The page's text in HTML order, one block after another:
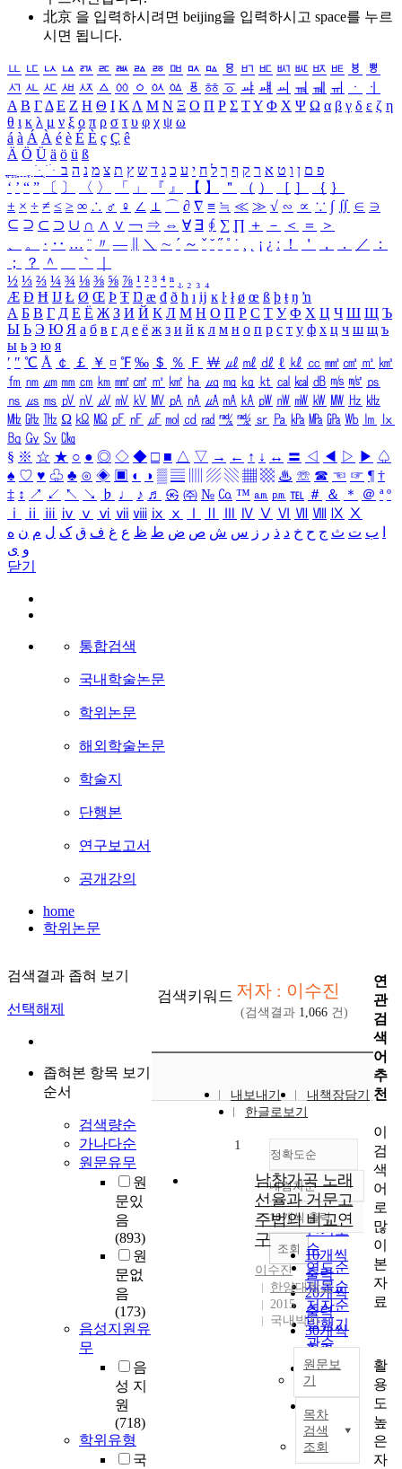
北京 을 입력하시려면 beijing을 입력하시고 space를 누르
시면 됩니다.
ㅥ ㅦ ㅧ ㅨ ㅩ ㅪ ㅫ ㅬ ㅭ ㅮ ㅯ ㅰ ㅱ ㅲ ㅳ ㅴ ㅵ ㅶ ㅷ ㅸ
ㅹ
ㅺ ㅻ ㅼ ㅽ ㅾ ㅿ ㆀ ㆁ ㆂ ㆃ ㆄ ㆅ ㆆ ㆇ ㆈ ㆉ ㆊ ㆋ ㆌ ㆍ
ㆎ
Α Β ΓΔ Ε Ζ Η Θ Ι ΚΛ Μ Ν Ξ Ο Π Ρ Σ ΤΥ Φ Χ Ψ Ω α β γ δ ε ζ η
θ ι κ λ μ ν ξ ο π ρ σ τ υ φ χ ψ ω
á à Á À é è É È ç Ç ê
Ä Ö Ü ä ö ü ß
ִֶֹ ֻּ ׁׂ פ ם ן ו ט א ר ק ף ך ל ח י ע כ ג ד ש ץ ת צ מ נ ה ב
‘ ’ “ ” 〔 〕 〈 〉 「 」 『 』 【 】 ＂ （ ） ［ ］ ｛ ｝
± × ÷ ≠ ≤ ≥ ∞ ∴ ♂ ♀ ∠ ⊥ ⌒ ∂ ∇ ≡ ≒ ≪ ≫ √ ∽ ∝ ∵ ∫ ∬ ∈ ∋
⊆ ⊇ ⊂ ⊃ ∪ ∩ ∧ ∨ ￢ ⇒ ⇔ ∀ ∃ ∮ ∑ ∏ ＋ － ＜ ＝
＞
、
。 · ‥ … ¨ 〃 ― ＼ ∼ ´ ～ ˇ ˘ ˝ ˚ ˙ ¸ ¡ ¿ ː ！ ＇ ， ． ／
：
；
？ ＾ ｀
½ ⅓ ⅔ ¼ ¾ ⅛ ⅜ ⅝ ⅞ ¹ ² ³ ⁴ ⁿ ₁ ₂ ₃ ₄
Æ Ð Ħ Ĳ Ł Ø Œ Þ Ŧ Ŋ æ đ ð ħ ı ĳ ĸ ŀ ł ø œ ß þ ŧ ŋ ŉ
А Б В Г Д Е Ё Ж З И Й К Л М Н О П Р С Т У Ф Х Ц Ч Ш Щ Ъ
Ы Ь Э Ю Я а б в г д е ё ж з и й к л м н о п р с т у ф х ц ч ш щ ъ
ы ь э ю я
′ ″ ℃ Å ￠ ￡ ￥ ¤ ℉ ‰ ＄ ％ Ｆ ￦ ㎕ ㎖ ㎗ ℓ ㎘ ㏄ ㎣ ㎤ ㎥ ㎦
㎙ ㎚ ㎛ ㎜ ㎝ ㎞ ㎟ ㎠ ㎡ ㎢ ㏊ ㎍ ㎎ ㎏ ㏏ ㎈ ㎉ ㏈ ㎧ ㎨ ㎰
㎱ ㎲ ㎳ ㎴ ㎵ ㎶ ㎷ ㎸ ㎹ ㎀ ㎁ ㎂ ㎃ ㎄ ㎺ ㎻ ㎽ ㎾ ㎿ ㎐ ㎑
㎒ ㎓ ㎔ Ω ㏀ ㏁ ㎊ ㎋ ㎌ ㏖ ㏅ ㎭ ㎮ ㎯ ㏛ ㎩ ㎪ ㎫ ㎬ ㏝ ㏐
㏓
㏃ ㏉ ㏜ ㏆
§ ※ ☆ ★ ○ ● ◎ ◇ ◆ □ ■ △ ▽ → ← ↑ ↓ ↔ 〓 ◁ ◀ ▷ ▶ ♤
♠ ♡ ♥ ♧ ♣ ⊙ ◈ ▣ ◐ ◑ ▒ ▤ ▨ ▧ ▦ ▩ ♨ ☏ ☎ ☜ ☞ ¶ †
‡ ↕ ↗ ↙ ↖ ↘ ♭ ♩ ♪ ♬ ㉿ ㈜ № ㏇ ™ ㏂ ㏘ ℡ ＃ ＆ ＊ ＠ ª º
ⅰ
ⅱ ⅲ ⅳ ⅴ ⅵ ⅶ ⅷ ⅸ ⅹ Ⅳ Ⅴ Ⅵ Ⅶ Ⅷ Ⅸ Ⅹ
ب ت ث ج ح خ د ذ ر ز س ش ص ض ط ظ ع غ ف ق ک ل م ن ه
و ی
닫기
통합검색
국내학술논문
학위논문
해외학술논문
학술지
단행본
연구보고서
공개강의
home
학위논문
검색결과 좁혀 보기
선택해제
좁혀본 항목 보기
순서
검색량순
가나다순
원문유무
원
문있
음
(893)
원
문없
음
(173)
음성지원유
무
음
성 지
원
(718)
학위유형
국
검색키워드 저자 : 이수진
(검색결과 1,066 건)
내보내기
내책장담기
한글로보기
정확도순
정확도
순
인기도
순
연도순
제목순
저자순
발행기
관순
내림차순
내림차순
10개씩 출력
10개씩
출력
20개씩
출력
30개씩
출력
50개씩
출력
100개씩
출력
조회
1
남창가곡 노래
선율과 거문고
주법의 비교연
구
이수진
한양대학교
2015
국내박사
원문보
기
목차
검색
조회
연
관
검
색
어
추
천
이
검
색
어
로
많
이
본
자
료
활
용
도
높
은
자